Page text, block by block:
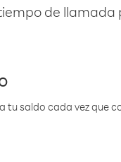
de llamada
tu saldo cada vez que